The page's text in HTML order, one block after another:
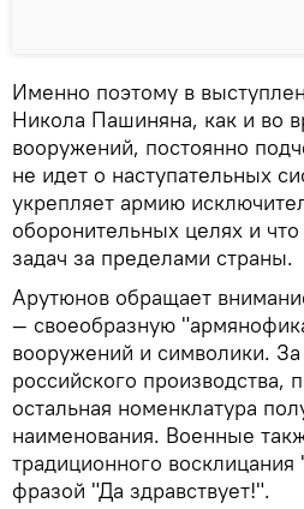
Именно поэтому в
Никола Пашиняна, как и во
вооружений, постоянно
не идет о наступательных
укрепляет армию
оборонительных целях и
задач за пределами страны.
Арутюнов обращает
— своеобразную
вооружений и символики.
российского производства,
остальная номенклатура
наименования. Военные
традиционного
фразой "Да здравствует!".